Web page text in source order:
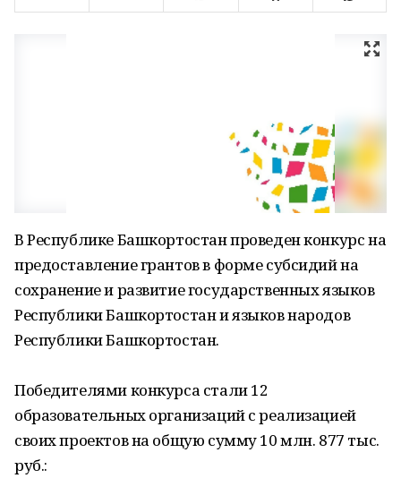
В Республике Башкортостан проведен конкурс на
предоставление грантов в форме субсидий на
сохранение и развитие государственных языков
Республики Башкортостан и языков народов
Республики Башкортостан.
Победителями конкурса стали 12
образовательных организаций с реализацией
своих проектов на общую сумму 10 млн. 877 тыс.
руб.: